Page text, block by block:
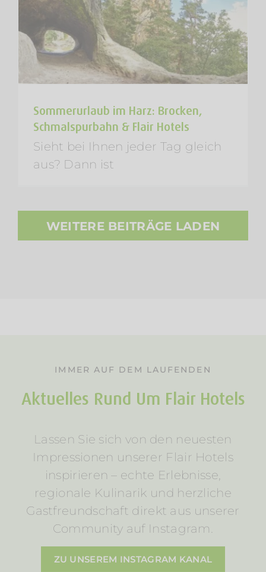
Sommerurlaub im Harz: Brocken,
Schmalspurbahn & Flair Hotels
Sieht bei Ihnen jeder Tag gleich
aus? Dann ist
WEITERE BEITRÄGE LADEN
IMMER AUF DEM LAUFENDEN
Aktuelles Rund Um Flair Hotels
Lassen Sie sich von den neuesten
Impressionen unserer Flair Hotels
inspirieren – echte Erlebnisse,
regionale Kulinarik und herzliche
Gastfreundschaft direkt aus unserer
Community auf Instagram.
ZU UNSEREM INSTAGRAM KANAL